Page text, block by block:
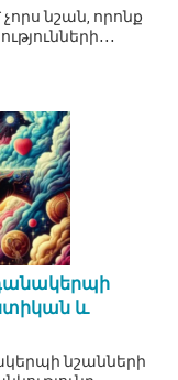
նշան, որոնք
և
նշանների